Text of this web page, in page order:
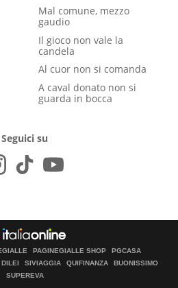
Mal comune, mezzo
gaudio
Il gioco non vale la
candela
Al cuor non si comanda
A caval donato non si
guarda in bocca
Seguici su
PAGINEGIALLE SHOP
PGCASA
DILEI SIVIAGGIA QUIFINANZA
BUONISSIMO
SUPEREVA